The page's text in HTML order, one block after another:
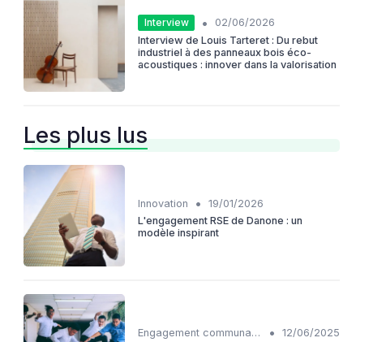
Interview •
02/06/2026
Interview de Louis Tarteret : Du rebut
industriel à des panneaux bois éco-
acoustiques : innover dans la valorisation
Les plus lus
Innovation •
19/01/2026
L'engagement RSE de Danone : un
modèle inspirant
Engagement communautaire •
12/06/2025